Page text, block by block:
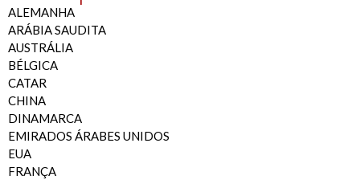
ALEMANHA
ARÁBIA SAUDITA
AUSTRÁLIA
BÉLGICA
CATAR
CHINA
DINAMARCA
EMIRADOS ÁRABES UNIDOS
EUA
FRANÇA